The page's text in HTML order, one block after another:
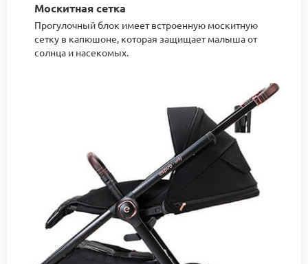
Москитная сетка
Прогулочный блок имеет встроенную москитную
сетку в капюшоне, которая защищает малыша от
солнца и насекомых.